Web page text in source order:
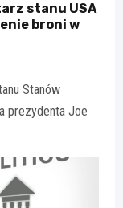
stanu USA
broni w
Stanów
prezydenta Joe